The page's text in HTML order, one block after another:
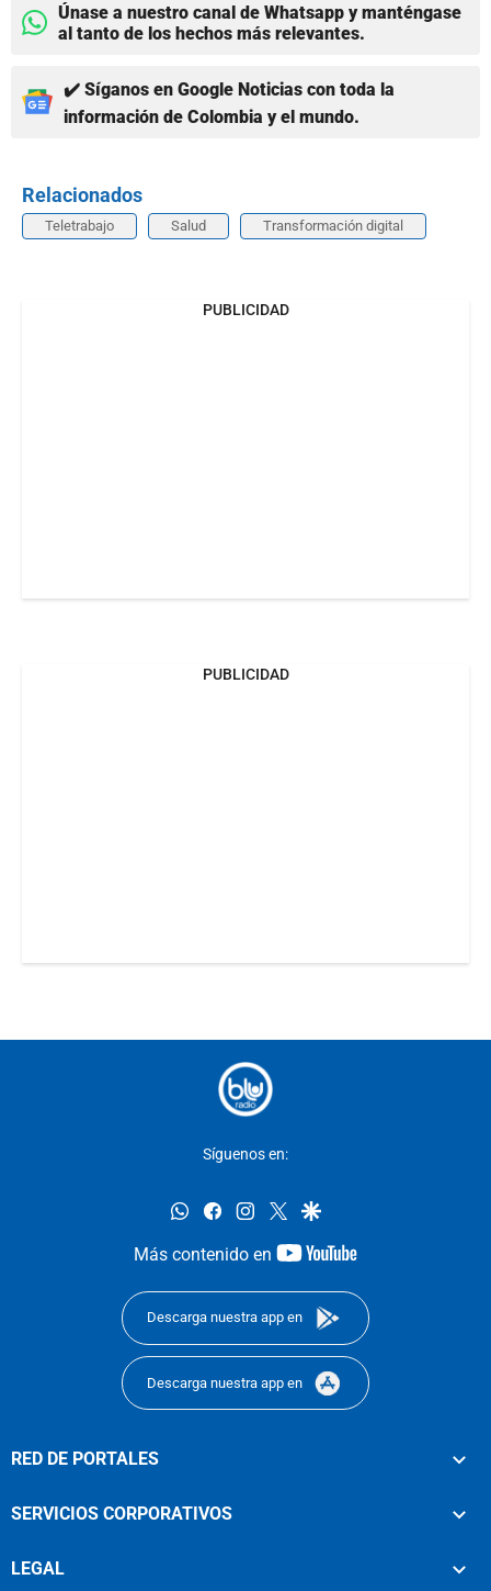
Únase a nuestro canal de Whatsapp y manténgase
al tanto de los hechos más relevantes.
✔️ Síganos en Google Noticias con toda la
información de Colombia y el mundo.
Relacionados
Teletrabajo Salud Transformación digital
PUBLICIDAD
PUBLICIDAD
Síguenos en:
whatsappfacebookinstagram
twittergoogle
Más contenido en
youtube-
Descarga nuestra app en
Descarga nuestra app en
RED DE PORTALES
SERVICIOS CORPORATIVOS
LEGAL